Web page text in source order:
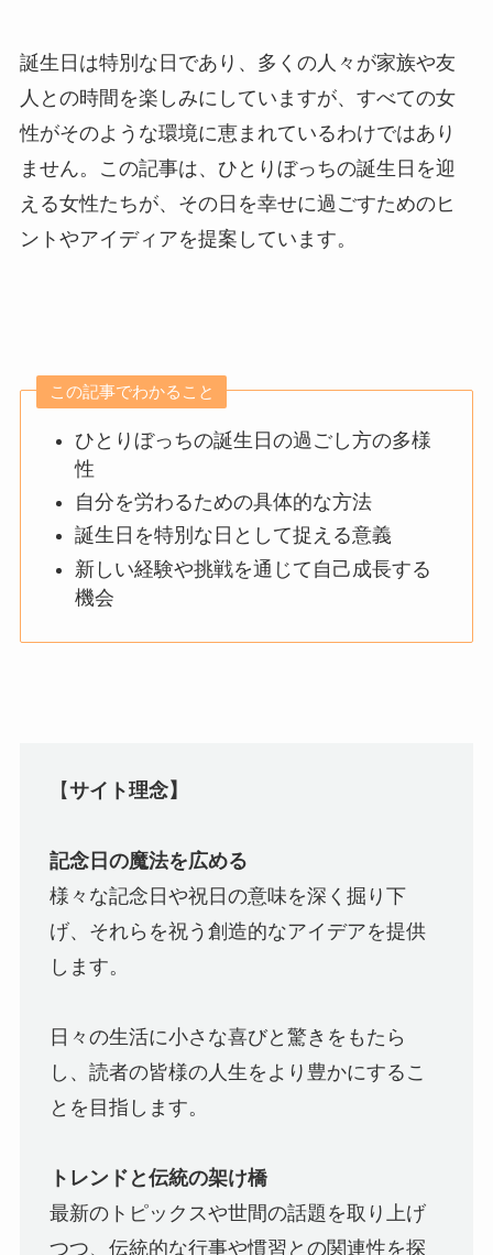
誕生日は特別な日であり、多くの人々が家族や友
人との時間を楽しみにしていますが、すべての女
性がそのような環境に恵まれているわけではあり
ません。この記事は、ひとりぼっちの誕生日を迎
える女性たちが、その日を幸せに過ごすためのヒ
ントやアイディアを提案しています。
この記事でわかること
ひとりぼっちの誕生日の過ごし方の多様
性
自分を労わるための具体的な方法
誕生日を特別な日として捉える意義
新しい経験や挑戦を通じて自己成長する
機会
【サイト理念】
記念日の魔法を広める
様々な記念日や祝日の意味を深く掘り下
げ、それらを祝う創造的なアイデアを提供
します。
日々の生活に小さな喜びと驚きをもたら
し、読者の皆様の人生をより豊かにするこ
とを目指します。
トレンドと伝統の架け橋
最新のトピックスや世間の話題を取り上げ
つつ、伝統的な行事や慣習との関連性を探